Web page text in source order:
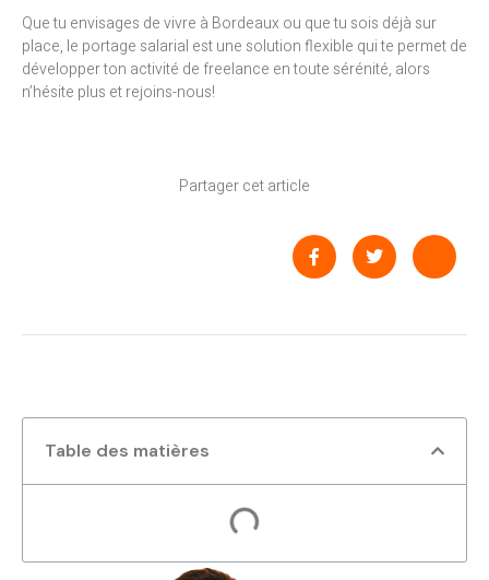
Que tu envisages de vivre à Bordeaux ou que tu sois déjà sur
place, le portage salarial est une solution flexible qui te permet de
développer ton activité de freelance en toute sérénité, alors
n’hésite plus et rejoins-nous!
Partager cet article
Table des matières